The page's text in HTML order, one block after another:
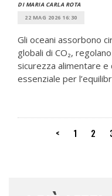
DI MARIA CARLA ROTA
22 MAG 2026 16:30
Gli oceani assorbono
globali di CO₂,
sicurezza alimentare
essenziale per
< 1 2